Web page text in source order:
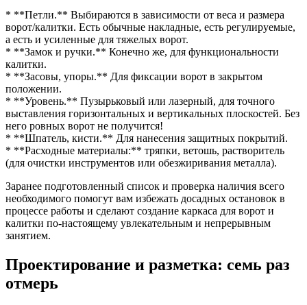
* **Петли.** Выбираются в зависимости от веса и размера
ворот/калитки. Есть обычные накладные, есть регулируемые,
а есть и усиленные для тяжелых ворот.
* **Замок и ручки.** Конечно же, для функциональности
калитки.
* **Засовы, упоры.** Для фиксации ворот в закрытом
положении.
* **Уровень.** Пузырьковый или лазерный, для точного
выставления горизонтальных и вертикальных плоскостей. Без
него ровных ворот не получится!
* **Шпатель, кисти.** Для нанесения защитных покрытий.
* **Расходные материалы:** тряпки, ветошь, растворитель
(для очистки инструментов или обезжиривания металла).
Заранее подготовленный список и проверка наличия всего
необходимого помогут вам избежать досадных остановок в
процессе работы и сделают создание каркаса для ворот и
калитки по-настоящему увлекательным и непрерывным
занятием.
Проектирование и разметка: семь раз
отмерь